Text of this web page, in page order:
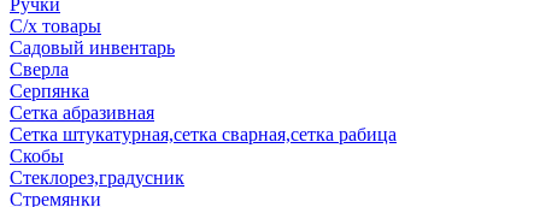
Ручки
С/х товары
Садовый инвентарь
Сверла
Серпянка
Сетка абразивная
Сетка штукатурная,сетка сварная,сетка рабица
Скобы
Стеклорез,градусник
Стремянки